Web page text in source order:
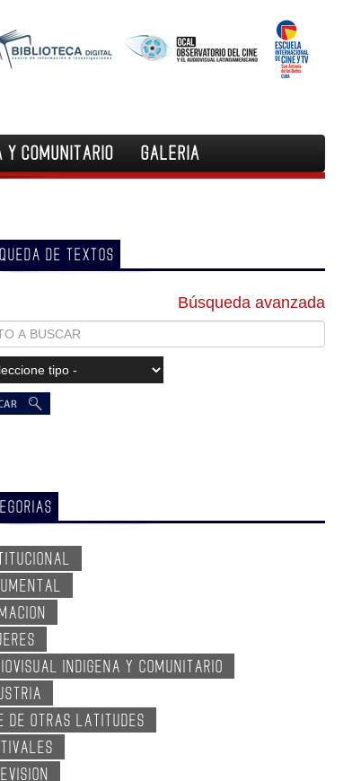
Y COMUNITARIO GALERIA
DE TEXTOS
Búsqueda avanzada
INDIGENA Y COMUNITARIO
DE OTRAS LATITUDES